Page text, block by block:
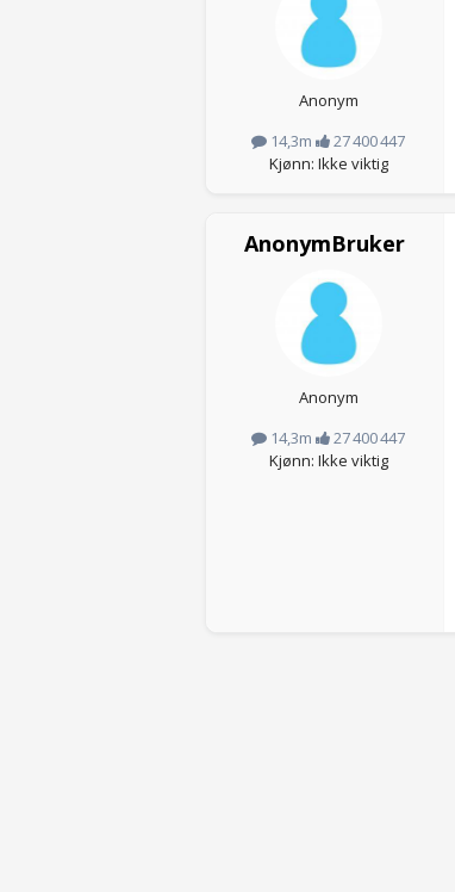
Anonym
14,3m
27 400 447
Kjønn: Ikke viktig
AnonymBruker
Anonym
14,3m
27 400 447
Kjønn: Ikke viktig